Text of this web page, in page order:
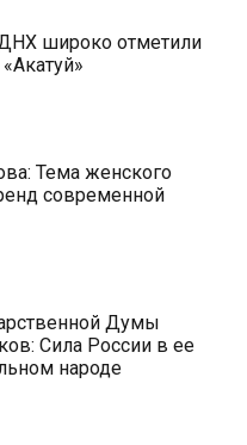
широко отметили
Тема женского
современной
Думы
Сила России в ее
народе